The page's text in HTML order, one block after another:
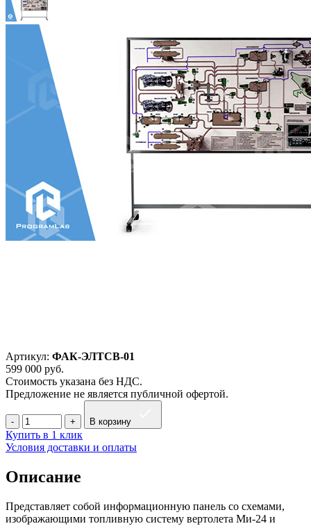
Артикул: ФАК-ЭЛТСВ-01
599 000 руб.
Стоимость указана без НДС.
Предложение не является публичной офертой.
В корзину
Купить в 1 клик
Условия доставки и оплаты
Описание
Представляет собой информационную панель со схемами,
изображающими топливную систему вертолета Ми-24 и